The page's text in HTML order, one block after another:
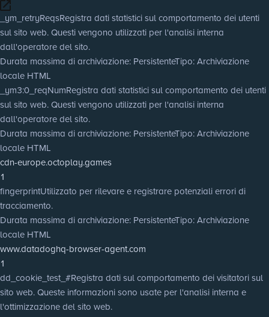
_ym_retryReqsRegistra dati statistici sul comportamento dei utenti
sul sito web. Questi vengono utilizzati per l'analisi interna
dall'operatore del sito.
Durata massima di archiviazione: PersistenteTipo: Archiviazione
locale HTML
_ym3:0_reqNumRegistra dati statistici sul comportamento dei utenti
sul sito web. Questi vengono utilizzati per l'analisi interna
dall'operatore del sito.
Durata massima di archiviazione: PersistenteTipo: Archiviazione
locale HTML
cdn-europe.octoplay.games
1
fingerprintUtilizzato per rilevare e registrare potenziali errori di
tracciamento.
Durata massima di archiviazione: PersistenteTipo: Archiviazione
locale HTML
www.datadoghq-browser-agent.com
1
dd_cookie_test_#Registra dati sul comportamento dei visitatori sul
sito web. Queste informazioni sono usate per l'analisi interna e
l'ottimizzazione del sito web.